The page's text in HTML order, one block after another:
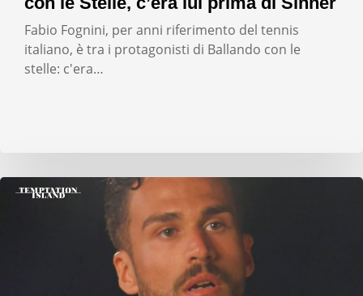
Fabio Fognini, per anni riferimento del tennis
italiano, è tra i protagonisti di Ballando con le
stelle: c'era…